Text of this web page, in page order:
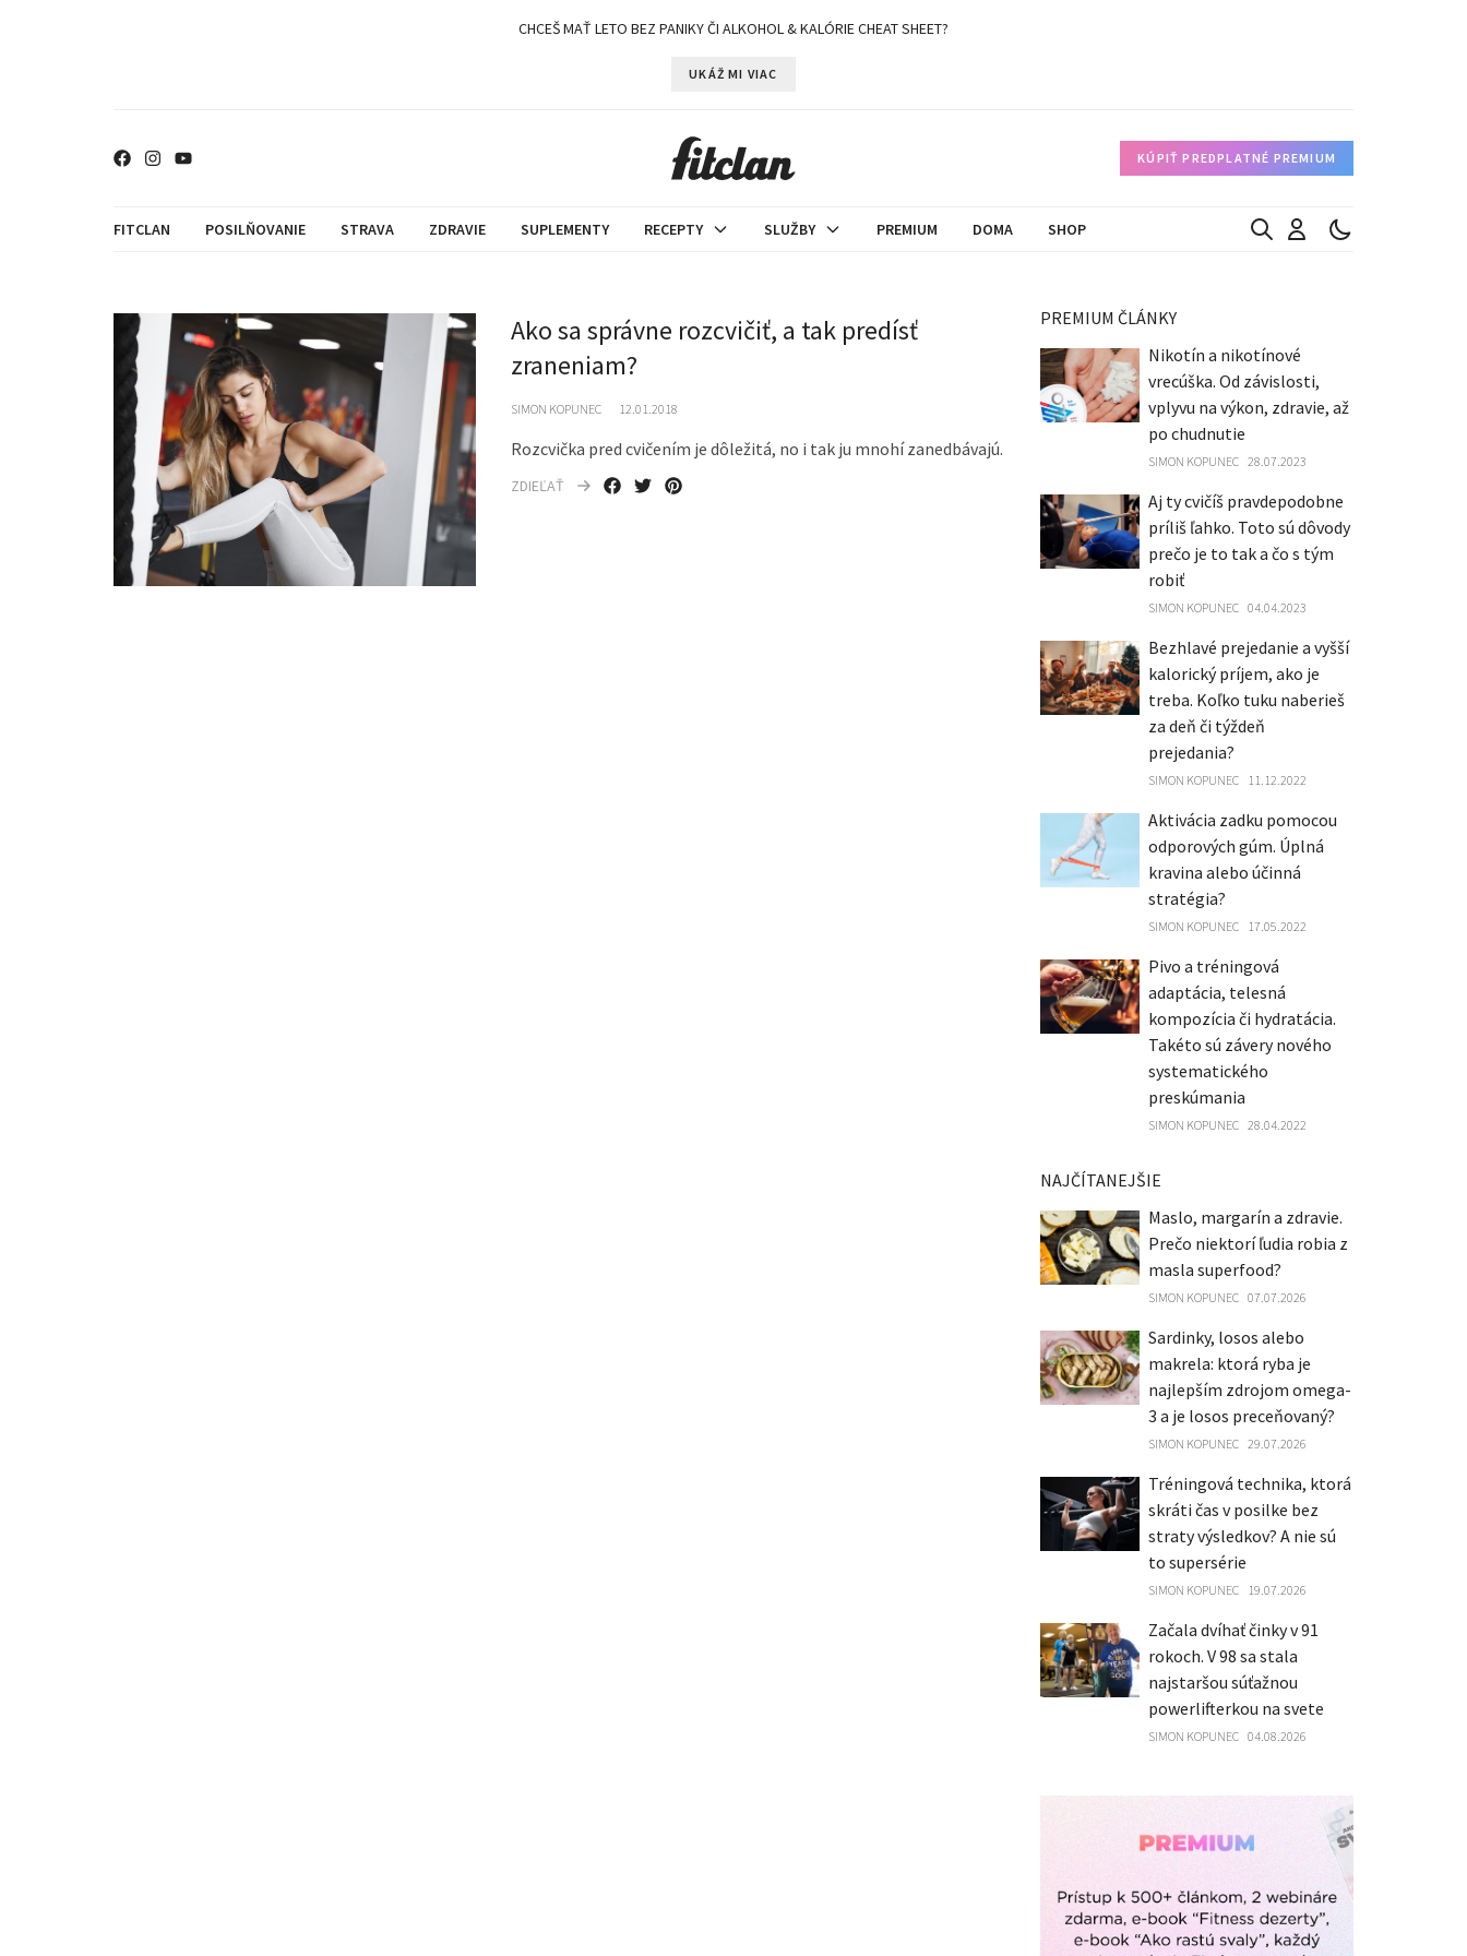
CHCEŠ MAŤ LETO BEZ PANIKY ČI ALKOHOL & KALÓRIE CHEAT SHEET?
UKÁŽ MI VIAC
KÚPIŤ PREDPLATNÉ PREMIUM
FITCLAN POSILŇOVANIE STRAVA ZDRAVIE SUPLEMENTY RECEPTY SLUŽBY PREMIUM DOMA SHOP
Ako sa správne rozcvičiť, a tak predísť
zraneniam?
SIMON KOPUNEC 12.01.2018
Rozcvička pred cvičením je dôležitá, no i tak ju mnohí zanedbávajú.
ZDIEĽAŤ
PREMIUM ČLÁNKY
Nikotín a nikotínové
vrecúška. Od závislosti,
vplyvu na výkon, zdravie, až
po chudnutie
SIMON KOPUNEC 28.07.2023
Aj ty cvičíš pravdepodobne
príliš ľahko. Toto sú dôvody
prečo je to tak a čo s tým
robiť
SIMON KOPUNEC 04.04.2023
Bezhlavé prejedanie a vyšší
kalorický príjem, ako je
treba. Koľko tuku naberieš
za deň či týždeň
prejedania?
SIMON KOPUNEC 11.12.2022
Aktivácia zadku pomocou
odporových gúm. Úplná
kravina alebo účinná
stratégia?
SIMON KOPUNEC 17.05.2022
Pivo a tréningová
adaptácia, telesná
kompozícia či hydratácia.
Takéto sú závery nového
systematického
preskúmania
SIMON KOPUNEC 28.04.2022
NAJČÍTANEJŠIE
Maslo, margarín a zdravie.
Prečo niektorí ľudia robia z
masla superfood?
SIMON KOPUNEC 07.07.2026
Sardinky, losos alebo
makrela: ktorá ryba je
najlepším zdrojom omega-
3 a je losos preceňovaný?
SIMON KOPUNEC 29.07.2026
Tréningová technika, ktorá
skráti čas v posilke bez
straty výsledkov? A nie sú
to supersérie
SIMON KOPUNEC 19.07.2026
Začala dvíhať činky v 91
rokoch. V 98 sa stala
najstaršou súťažnou
powerlifterkou na svete
SIMON KOPUNEC 04.08.2026